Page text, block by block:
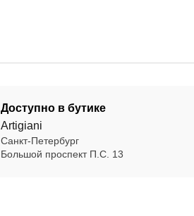
Доступно в бутике
Artigiani
Санкт-Петербург
Большой проспект П.С. 13